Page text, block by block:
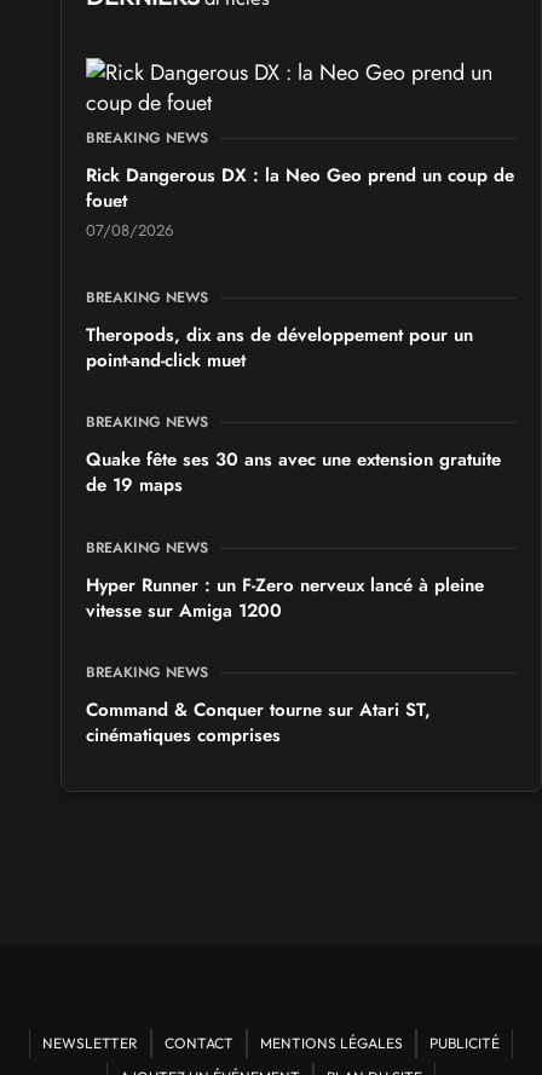
SALONS & CONVENTIONS GEEKS
GeekNIID 2026
les 19 et 20 septembre 2026 - à Grigny
SALONS & CONVENTIONS GEEKS
Japan Manga Wave Colmar 2026
BREAKING NEWS
Rick Dangerous DX : la Neo Geo prend un coup de
fouet
07/08/2026
BREAKING NEWS
Theropods, dix ans de développement pour un
point-and-click muet
BREAKING NEWS
Quake fête ses 30 ans avec une extension gratuite
de 19 maps
BREAKING NEWS
Hyper Runner : un F-Zero nerveux lancé à pleine
vitesse sur Amiga 1200
BREAKING NEWS
Command & Conquer tourne sur Atari ST,
cinématiques comprises
NEWSLETTER CONTACT MENTIONS LÉGALES
PUBLICITÉ